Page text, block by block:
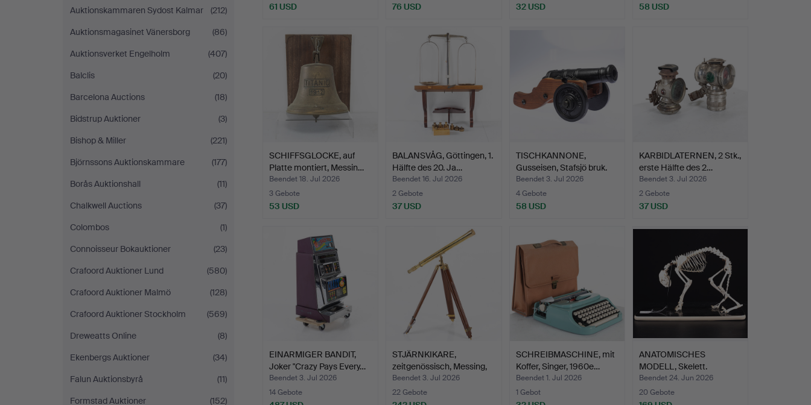
Auktionskammaren Sydost Kalmar
(212)
Auktionsmagasinet Vänersborg
(86)
Auktionsverket Engelholm
(407)
Balclis
(20)
Barcelona Auctions
(18)
Bidstrup Auktioner
(3)
Bishop & Miller
(221)
Björnssons Auktionskammare
(177)
Borås Auktionshall
(11)
Chalkwell Auctions
(37)
Colombos
(1)
Connoisseur Bokauktioner
(23)
Crafoord Auktioner Lund
(580)
Crafoord Auktioner Malmö
(128)
Crafoord Auktioner Stockholm
(569)
Dreweatts Online
(8)
Ekenbergs Auktioner
(34)
Falun Auktionsbyrå
(11)
Formstad Auktioner
(152)
61 USD 76 USD 32 USD 58 USD
SCHIFFSGLOCKE, auf
Platte montiert, Messin…
Beendet 18. Jul 2026
3 Gebote
53 USD
BALANSVÅG, Göttingen, 1.
Hälfte des 20. Ja…
Beendet 16. Jul 2026
2 Gebote
37 USD
TISCHKANNONE,
Gusseisen, Stafsjö bruk.
Beendet 3. Jul 2026
4 Gebote
58 USD
KARBIDLATERNEN, 2 Stk.,
erste Hälfte des 2…
Beendet 3. Jul 2026
2 Gebote
37 USD
EINARMIGER BANDIT,
Joker "Crazy Pays Every…
Beendet 3. Jul 2026
14 Gebote
STJÄRNKIKARE,
zeitgenössisch, Messing,
auf…
Beendet 3. Jul 2026
22 Gebote
SCHREIBMASCHINE, mit
Koffer, Singer, 1960e…
Beendet 1. Jul 2026
1 Gebot
ANATOMISCHES
MODELL, Skelett.
Beendet 24. Jun 2026
20 Gebote